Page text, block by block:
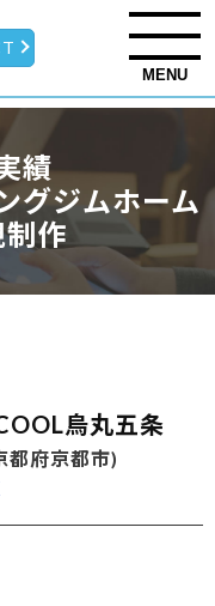
MENU
績
グジムホーム
作
烏丸五条
都府京都市)